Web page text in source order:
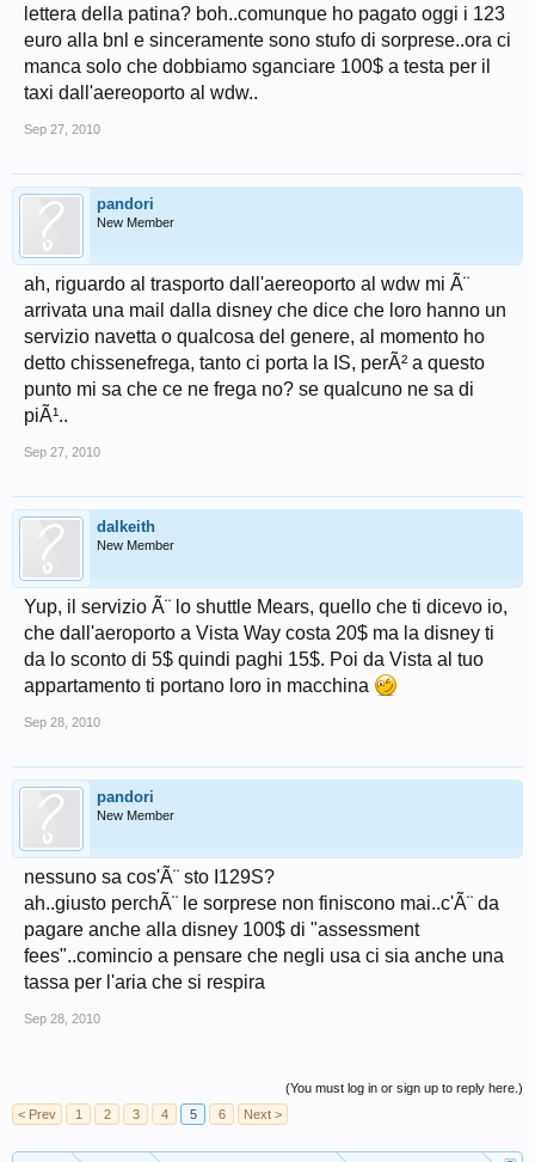
lettera della patina? boh..comunque ho pagato oggi i 123
euro alla bnl e sinceramente sono stufo di sorprese..ora ci
manca solo che dobbiamo sganciare 100$ a testa per il
taxi dall'aereoporto al wdw..
Sep 27, 2010
pandori
New Member
ah, riguardo al trasporto dall'aereoporto al wdw mi Ã¨
arrivata una mail dalla disney che dice che loro hanno un
servizio navetta o qualcosa del genere, al momento ho
detto chissenefrega, tanto ci porta la IS, perÃ² a questo
punto mi sa che ce ne frega no? se qualcuno ne sa di
piÃ¹..
Sep 27, 2010
dalkeith
New Member
Yup, il servizio Ã¨ lo shuttle Mears, quello che ti dicevo io,
che dall'aeroporto a Vista Way costa 20$ ma la disney ti
da lo sconto di 5$ quindi paghi 15$. Poi da Vista al tuo
appartamento ti portano loro in macchina
Sep 28, 2010
pandori
New Member
nessuno sa cos'Ã¨ sto I129S?
ah..giusto perchÃ¨ le sorprese non finiscono mai..c'Ã¨ da
pagare anche alla disney 100$ di "assessment
fees"..comincio a pensare che negli usa ci sia anche una
tassa per l'aria che si respira
Sep 28, 2010
(You must log in or sign up to reply here.)
< Prev
1 2 3 4 5 6 Next >